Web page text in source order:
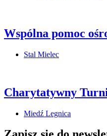
Wspólna pomoc
Stal Mielec
Charytatywny
Miedź Legnica